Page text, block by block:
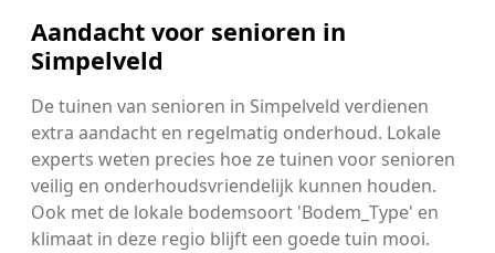
Aandacht voor senioren in
Simpelveld
De tuinen van senioren in Simpelveld verdienen
extra aandacht en regelmatig onderhoud. Lokale
experts weten precies hoe ze tuinen voor senioren
veilig en onderhoudsvriendelijk kunnen houden.
Ook met de lokale bodemsoort 'Bodem_Type' en
klimaat in deze regio blijft een goede tuin mooi.